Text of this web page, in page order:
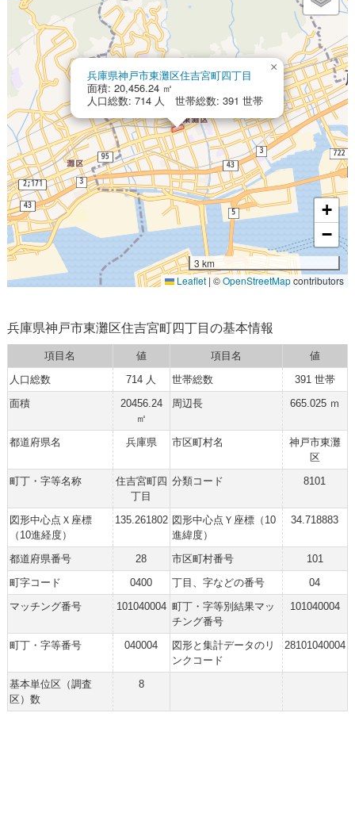
兵庫県神戸市東灘区住吉宮町四丁目
面積: 20,456.24 ㎡
人口総数: 714 人 世帯総数: 391 世帯
×
+
−
3 km
Leaflet | ©OpenStreetMapcontributors
兵庫県神戸市東灘区住吉宮町四丁目の基本情報
項目名 値 項目名
値
人口総数
714 人 世帯総数
391 世帯
面積
20456.24
㎡
周辺長 665.025 ｍ
都道府県名 兵庫県 市区町村名
神戸市東灘
区
町丁・字等名称
住吉宮町四
丁目
分類コード 8101
図形中心点Ｘ座標
（10進経度）
135.261802 図形中心点Ｙ座標（10
進緯度）
34.718883
都道府県番号 28 市区町村番号
101
町字コード
0400 丁目、字などの番号
04
マッチング番号
101040004 町丁・字等別結果マッ
チング番号
101040004
町丁・字等番号 040004
図形と集計データのリ
ンクコード
28101040004
基本単位区（調査
区）数
8